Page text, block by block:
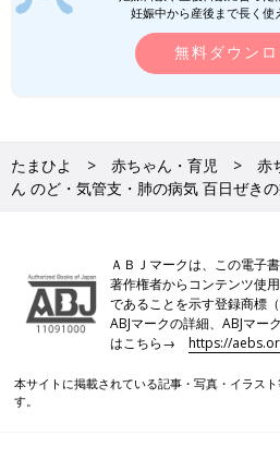
妊娠中から産後まで長く使
無料ダウンロ
たまひよ 赤ちゃん・育児 赤
ん のど・気管支・肺の病気 百日ぜき
ＡＢＪマークは、この電子
著作権者からコンテンツ使
であることを示す登録商標
ABJマークの詳細、ABJマー
はこちら→https://
本サイトに掲載されている記事・写真・イラス
す。